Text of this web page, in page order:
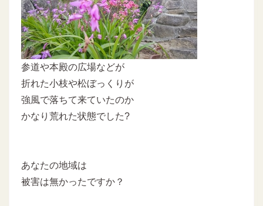
参道や本殿の広場などが
折れた小枝や松ぼっくりが
強風で落ちて来ていたのか
かなり荒れた状態でした?
あなたの地域は
被害は無かったですか？